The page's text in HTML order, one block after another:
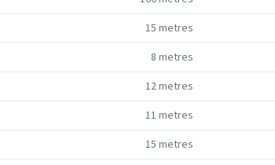
15 metres
8 metres
12metres
11 metres
15 metres